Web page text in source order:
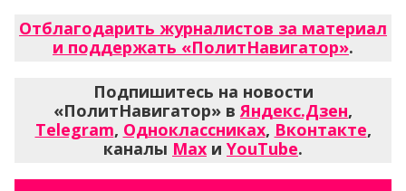
Отблагодарить журналистов за материал
и поддержать «ПолитНавигатор».
Подпишитесь на новости
«ПолитНавигатор» вЯндекс.Дзен,
Telegram, Одноклассниках, Вконтакте,
каналы Max и YouTube.